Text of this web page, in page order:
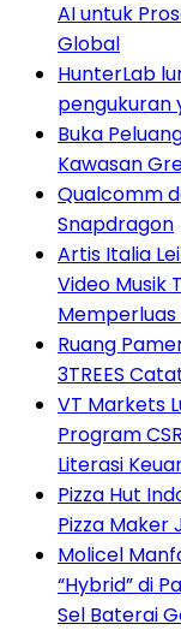
AI untuk
Global
HunterLab
pengukuran
Buka
Kawasan
Qualcomm
Snapdragon
Artis Italia
Video Musik
Memperluas
Ruang
3TREES
VT Markets
Program
Literasi
Pizza Hut
Pizza Maker
Molicel
“Hybrid” di
Sel Baterai